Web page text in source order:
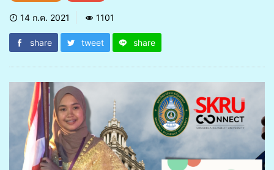
14 ก.ค. 2021 1101
share tweet share